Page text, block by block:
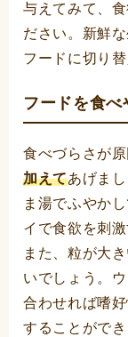
与えてみて、
ださい。新鮮
フードに切り
フードを食べ
食べづらさが
加えてあげま
ま湯でふやか
イで食欲を刺
また、粒が大
いでしょう。
合わせれば嗜
することができ